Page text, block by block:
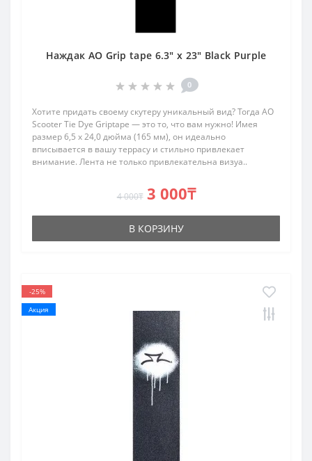
Наждак AO Grip tape 6.3" x 23" Black Purple
0
Хотите придать своему скутеру уникальный вид? Тогда AO
Scooter Tie Dye Griptape — это то, что вам нужно! Имея
размер 6,5 x 24,0 дюйма (165 мм), он идеально
вписывается в вашу террасу и стильно привлекает
внимание. Лента не только привлекательна визуа..
4 000₸ 3 000₸
В КОРЗИНУ
-25%
Акция